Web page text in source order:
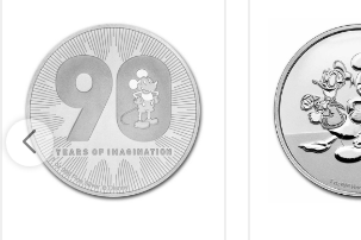
Kwaliteit
De munten worden uit voorraad
komen daarmee niet rechtstreeks
producent af. De munten kunnen
krassen, aanslag en/of melkvlekken